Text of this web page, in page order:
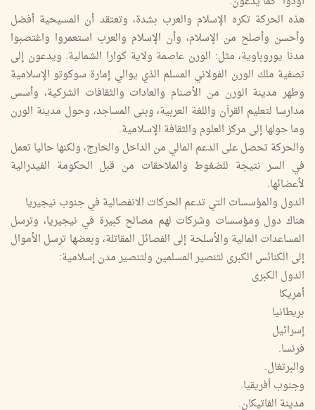
هذه الحركة تكره الإسلام والعرب بشدة، وتعتقد أن المسيحية أفضل
وأحسن وأصلح من الإسلام، وأن الإسلام والعرب استعمروا واغتصبوا
مدنا يوروباوية، مثل: الورن عاصمة ولاية كوارا الشمالية. ويدعون إلى
تصفية ملك الورن الفولاني المسلم الذي يوالي إمارة سوكوتو الإسلامية
وطهر مدينة الورن من الأصنام والعادات والثقافات الشركية، وأسس
مدارسا لتعليم القرآن واللغة العربية، وبنى المساجد، وحول مدينة الورن
وما حولها إلى مركز العلوم والثقافة الإسلامية.
والحركة تحصل على الدعم المالي من الداخل والخارج، ولكنها حاليا تعمل
في السر نتيجة للضغوط والملاحقات من قبل الحكومة الفيدرالية
لأعضائها.
الدول والمؤسسات التي تدعم الحركات الانفصالية في جنوب نيجيريا
هناك دول ومؤسسات وشركات لهم مصالح كبيرة في نيجيريا، وترسل
المساعدات المالية والأسلحة إلى الفصائل المقاتلة، وبعضها ترسل الأموال
إلى الكنائس الكبرى لتنصير المسلمين ولتنصير مدن إسلامية:
الدول الكبرى
أمريكا
بريطانيا
إسرائيل
فرنسا.
والبرتغال.
وجنوب أفريقيا.
مدينة الفاتيكان.